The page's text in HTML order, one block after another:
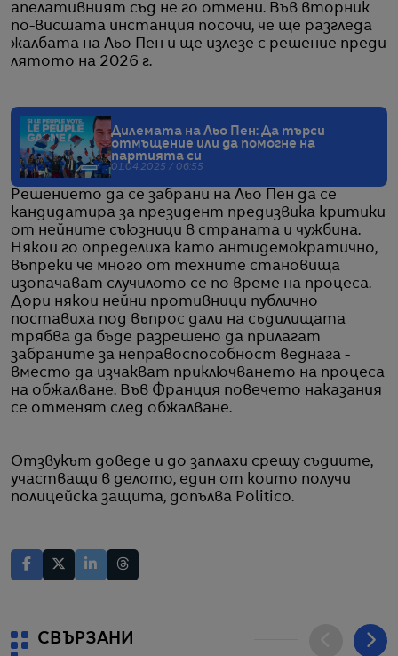
апелативният съд не го отмени. Във вторник
по-висшата инстанция посочи, че ще разгледа
жалбата на Льо Пен и ще излезе с решение преди
лятото на 2026 г.
Дилемата на Льо Пен: Да търси
отмъщение или да помогне на
партията си
01.04.2025 / 06:55
Решението да се забрани на Льо Пен да се
кандидатира за президент предизвика критики
от нейните съюзници в страната и чужбина.
Някои го определиха като антидемократично,
въпреки че много от техните становища
изопачават случилото се по време на процеса.
Дори някои нейни противници публично
поставиха под въпрос дали на съдилищата
трябва да бъде разрешено да прилагат
забраните за неправоспособност веднага -
вместо да изчакват приключването на процеса
на обжалване. Във Франция повечето наказания
се отменят след обжалване.
Отзвукът доведе и до заплахи срещу съдиите,
участващи в делото, един от които получи
полицейска защита, допълва Politico.
СВЪРЗАНИ